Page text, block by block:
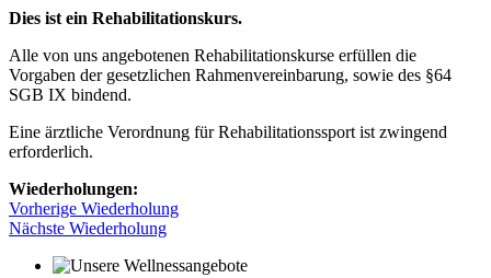
Dies ist ein Rehabilitationskurs.
Alle von uns angebotenen Rehabilitationskurse erfüllen die
Vorgaben der gesetzlichen Rahmenvereinbarung, sowie des §64
SGB IX bindend.
Eine ärztliche Verordnung für Rehabilitationssport ist zwingend
erforderlich.
Wiederholungen:
Vorherige Wiederholung
Nächste Wiederholung